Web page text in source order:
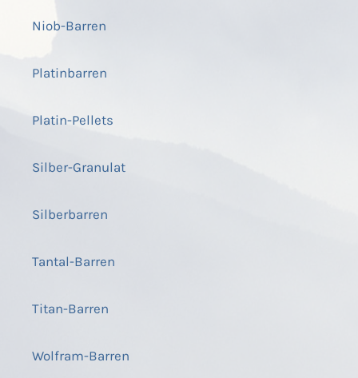
Niob-Barren
Platinbarren
Platin-Pellets
Silber-Granulat
Silberbarren
Tantal-Barren
Titan-Barren
Wolfram-Barren